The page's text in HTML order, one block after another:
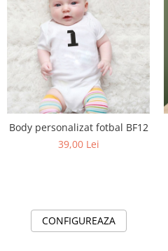
Body personalizat fotbal BF12
39,00 Lei
CONFIGUREAZA